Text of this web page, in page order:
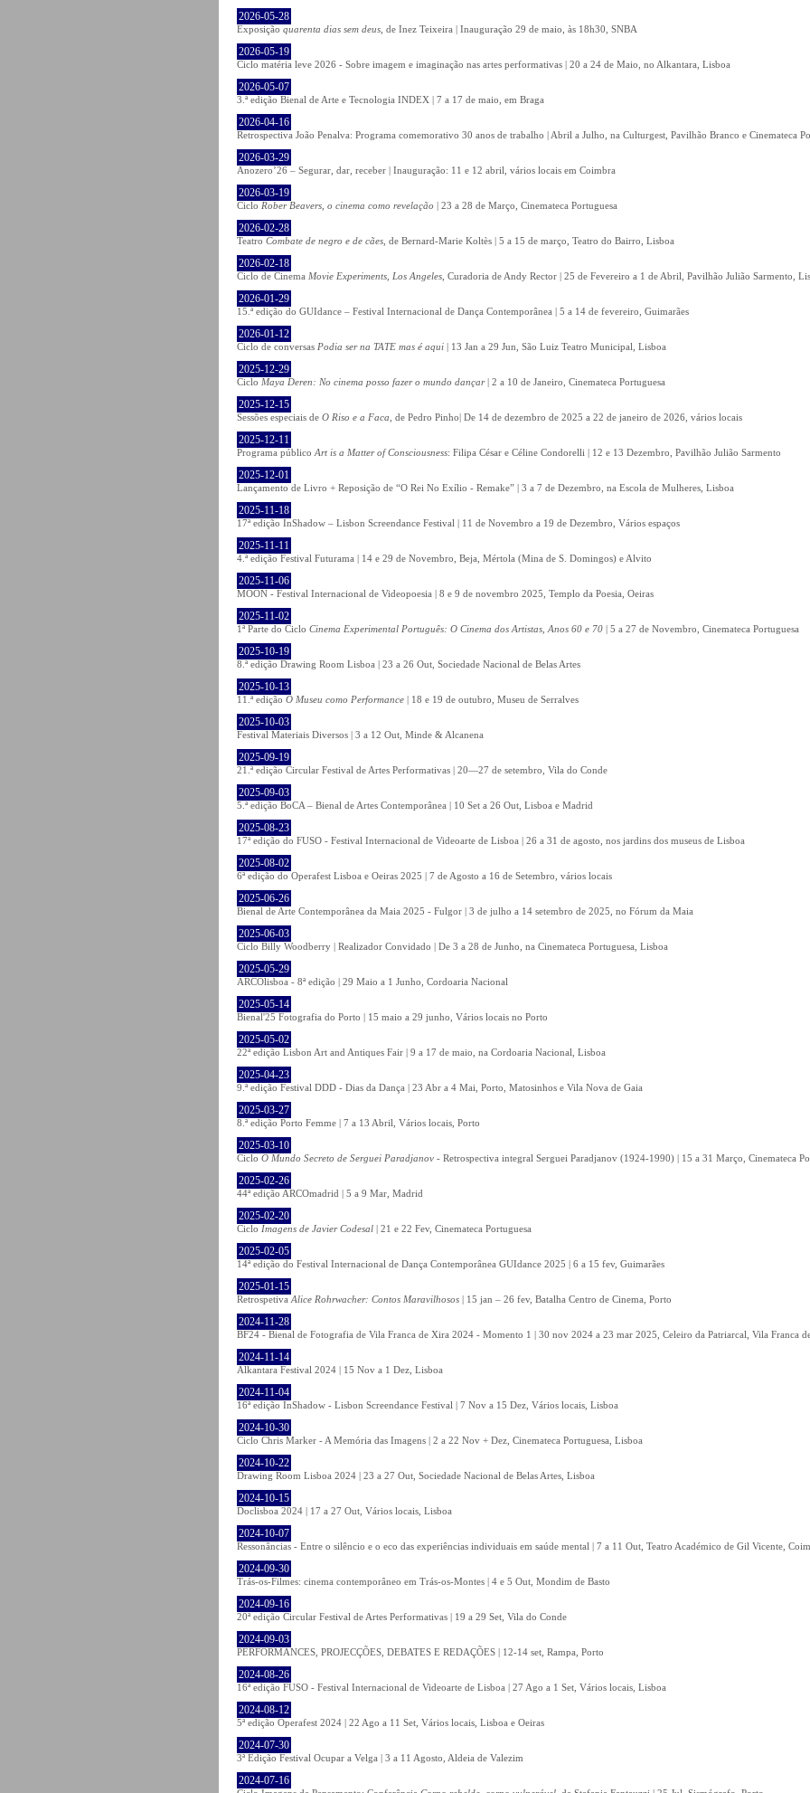
2026-05-28
Exposição quarenta dias sem deus , de Inez Teixeira | Inauguração 29 de maio, às 18h30, SNBA
2026-05-19
Ciclo matéria leve 2026 - Sobre imagem e imaginação nas artes performativas | 20 a 24 de Maio, no Alkantara, Lisboa
2026-05-07
3.ª edição Bienal de Arte e Tecnologia INDEX | 7 a 17 de maio, em Braga
2026-04-16
Retrospectiva João Penalva: Programa comemorativo 30 anos de trabalho | Abril a Julho, na Culturgest, Pavilhão Branco e Cinemateca
2026-03-29
Anozero’26 – Segurar, dar, receber | Inauguração: 11 e 12 abril, vários locais em Coimbra
2026-03-19
Ciclo Rober Beavers, o cinema como revelação | 23 a 28 de Março, Cinemateca Portuguesa
2026-02-28
Teatro Combate de negro e de cães , de Bernard-Marie Koltès | 5 a 15 de março, Teatro do Bairro, Lisboa
2026-02-18
Ciclo de Cinema Movie Experiments, Los Angeles , Curadoria de Andy Rector | 25 de Fevereiro a 1 de Abril, Pavilhão Julião Sarmento,
2026-01-29
15.ª edição do GUIdance – Festival Internacional de Dança Contemporânea | 5 a 14 de fevereiro, Guimarães
2026-01-12
Ciclo de conversas Podia ser na TATE mas é aqui | 13 Jan a 29 Jun, São Luiz Teatro Municipal, Lisboa
2025-12-29
Ciclo Maya Deren: No cinema posso fazer o mundo dançar| 2 a 10 de Janeiro, Cinemateca Portuguesa
2025-12-15
Sessões especiais de O Riso e a Faca , de Pedro Pinho| De 14 de dezembro de 2025 a 22 de janeiro de 2026, vários locais
2025-12-11
Programa público Art is a Matter of Consciousness: Filipa César e Céline Condorelli | 12 e 13 Dezembro, Pavilhão Julião Sarmento
2025-12-01
Lançamento de Livro + Reposição de “O Rei No Exílio - Remake” | 3 a 7 de Dezembro, na Escola de Mulheres, Lisboa
2025-11-18
17ª edição InShadow – Lisbon Screendance Festival | 11 de Novembro a 19 de Dezembro, Vários espaços
2025-11-11
4.ª edição Festival Futurama | 14 e 29 de Novembro, Beja, Mértola (Mina de S. Domingos) e Alvito
2025-11-06
MOON - Festival Internacional de Videopoesia | 8 e 9 de novembro 2025, Templo da Poesia, Oeiras
2025-11-02
1ª Parte do Ciclo Cinema Experimental Português: O Cinema dos Artistas, Anos 60 e 70 | 5 a 27 de Novembro, Cinemateca Portuguesa
2025-10-19
8.ª edição Drawing Room Lisboa | 23 a 26 Out, Sociedade Nacional de Belas Artes
2025-10-13
11.ª edição O Museu como Performance | 18 e 19 de outubro, Museu de Serralves
2025-10-03
Festival Materiais Diversos | 3 a 12 Out, Minde & Alcanena
2025-09-19
21.ª edição Circular Festival de Artes Performativas | 20—27 de setembro, Vila do Conde
2025-09-03
5.ª edição BoCA – Bienal de Artes Contemporânea | 10 Set a 26 Out, Lisboa e Madrid
2025-08-23
17ª edição do FUSO - Festival Internacional de Videoarte de Lisboa | 26 a 31 de agosto, nos jardins dos museus de Lisboa
2025-08-02
6ª edição do Operafest Lisboa e Oeiras 2025 | 7 de Agosto a 16 de Setembro, vários locais
2025-06-26
Bienal de Arte Contemporânea da Maia 2025 - Fulgor | 3 de julho a 14 setembro de 2025, no Fórum da Maia
2025-06-03
Ciclo Billy Woodberry | Realizador Convidado | De 3 a 28 de Junho, na Cinemateca Portuguesa, Lisboa
2025-05-29
ARCOlisboa - 8ª edição | 29 Maio a 1 Junho, Cordoaria Nacional
2025-05-14
Bienal'25 Fotografia do Porto | 15 maio a 29 junho, Vários locais no Porto
2025-05-02
22ª edição Lisbon Art and Antiques Fair | 9 a 17 de maio, na Cordoaria Nacional, Lisboa
2025-04-23
9.ª edição Festival DDD - Dias da Dança | 23 Abr a 4 Mai, Porto, Matosinhos e Vila Nova de Gaia
2025-03-27
8.ª edição Porto Femme | 7 a 13 Abril, Vários locais, Porto
2025-03-10
Ciclo O Mundo Secreto de Serguei Paradjanov - Retrospectiva integral Serguei Paradjanov (1924-1990) | 15 a 31 Março, Cinemateca
2025-02-26
44ª edição ARCOmadrid | 5 a 9 Mar, Madrid
2025-02-20
Ciclo Imagens de Javier Codesal | 21 e 22 Fev, Cinemateca Portuguesa
2025-02-05
14ª edição do Festival Internacional de Dança Contemporânea GUIdance 2025 | 6 a 15 fev, Guimarães
2025-01-15
Retrospetiva Alice Rohrwacher: Contos Maravilhosos | 15 jan – 26 fev, Batalha Centro de Cinema, Porto
2024-11-28
BF24 - Bienal de Fotografia de Vila Franca de Xira 2024 - Momento 1 | 30 nov 2024 a 23 mar 2025, Celeiro da Patriarcal, Vila Franca
2024-11-14
Alkantara Festival 2024 | 15 Nov a 1 Dez, Lisboa
2024-11-04
16ª edição InShadow - Lisbon Screendance Festival | 7 Nov a 15 Dez, Vários locais, Lisboa
2024-10-30
Ciclo Chris Marker - A Memória das Imagens | 2 a 22 Nov + Dez, Cinemateca Portuguesa, Lisboa
2024-10-22
Drawing Room Lisboa 2024 | 23 a 27 Out, Sociedade Nacional de Belas Artes, Lisboa
2024-10-15
Doclisboa 2024 | 17 a 27 Out, Vários locais, Lisboa
2024-10-07
Ressonâncias - Entre o silêncio e o eco das experiências individuais em saúde mental | 7 a 11 Out, Teatro Académico de Gil Vicente,
2024-09-30
Trás-os-Filmes: cinema contemporâneo em Trás-os-Montes | 4 e 5 Out, Mondim de Basto
2024-09-16
20ª edição Circular Festival de Artes Performativas | 19 a 29 Set, Vila do Conde
2024-09-03
PERFORMANCES, PROJECÇÕES, DEBATES E REDAÇÕES | 12-14 set, Rampa, Porto
2024-08-26
16ª edição FUSO - Festival Internacional de Videoarte de Lisboa | 27 Ago a 1 Set, Vários locais, Lisboa
2024-08-12
5ª edição Operafest 2024 | 22 Ago a 11 Set, Vários locais, Lisboa e Oeiras
2024-07-30
3ª Edição Festival Ocupar a Velga | 3 a 11 Agosto, Aldeia de Valezim
2024-07-16